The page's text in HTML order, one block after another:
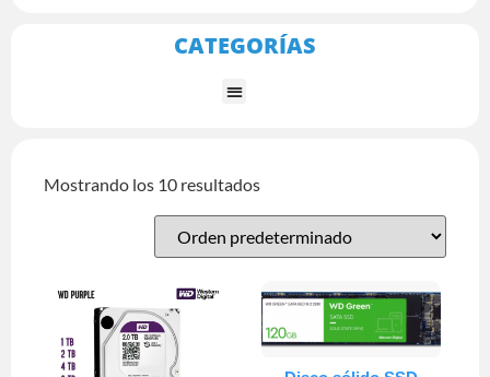
CATEGORÍAS
Mostrando los 10 resultados